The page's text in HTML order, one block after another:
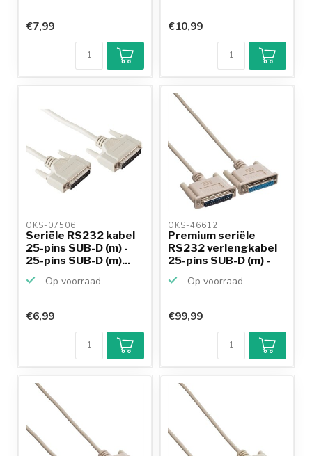
€7,99 €10,99
OKS-07506
Seriële RS232 kabel
25-pins SUB-D (m) -
25-pins SUB-D (m)...
Op voorraad
€6,99
OKS-46612
Premium seriële
RS232 verlengkabel
25-pins SUB-D (m) -
Op voorraad
€99,99